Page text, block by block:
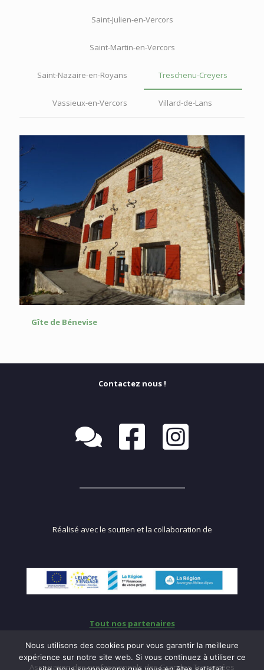
Saint-Julien-en-Vercors
Saint-Martin-en-Vercors
Saint-Nazaire-en-Royans Treschenu-Creyers
Vassieux-en-Vercors Villard-de-Lans
Gîte de Bénevise
Gîte de Bénevise
Contactez nous !
Réalisé avec le soutien et la collaboration de
Tout nos partenaires
Association des professionnels des Grandes Traversées
Nous utilisons des cookies pour vous garantir la meilleure
expérience sur notre site web. Si vous continuez à utiliser ce